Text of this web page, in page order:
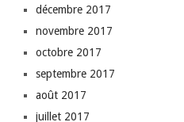
décembre 2017
novembre 2017
octobre 2017
septembre 2017
août 2017
juillet 2017